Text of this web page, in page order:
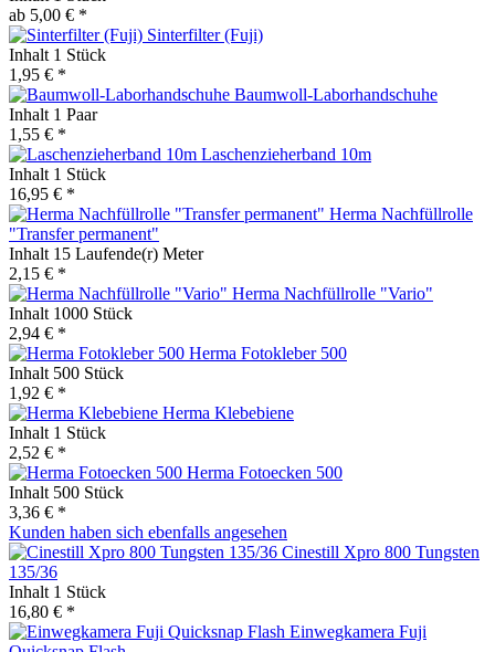
ab 5,00 € *
Sinterfilter (Fuji)
Inhalt 1 Stück
1,95 € *
Baumwoll-Laborhandschuhe
Inhalt 1 Paar
1,55 € *
Laschenzieherband 10m
Inhalt 1 Stück
16,95 € *
Herma Nachfüllrolle
"Transfer permanent"
Inhalt 15 Laufende(r) Meter
2,15 € *
Herma Nachfüllrolle "Vario"
Inhalt 1000 Stück
2,94 € *
Herma Fotokleber 500
Inhalt 500 Stück
1,92 € *
Herma Klebebiene
Inhalt 1 Stück
2,52 € *
Herma Fotoecken 500
Inhalt 500 Stück
3,36 € *
Kunden haben sich ebenfalls angesehen
Cinestill Xpro 800 Tungsten
135/36
Inhalt 1 Stück
16,80 € *
Einwegkamera Fuji